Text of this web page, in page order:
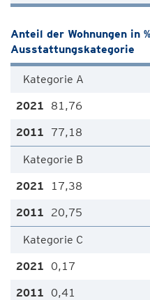
Anteil der Wohnungen in
Ausstattungskategorie
Kategorie A
81,76
77,18
Kategorie B
17,38
20,75
Kategorie C
0,17
0,41